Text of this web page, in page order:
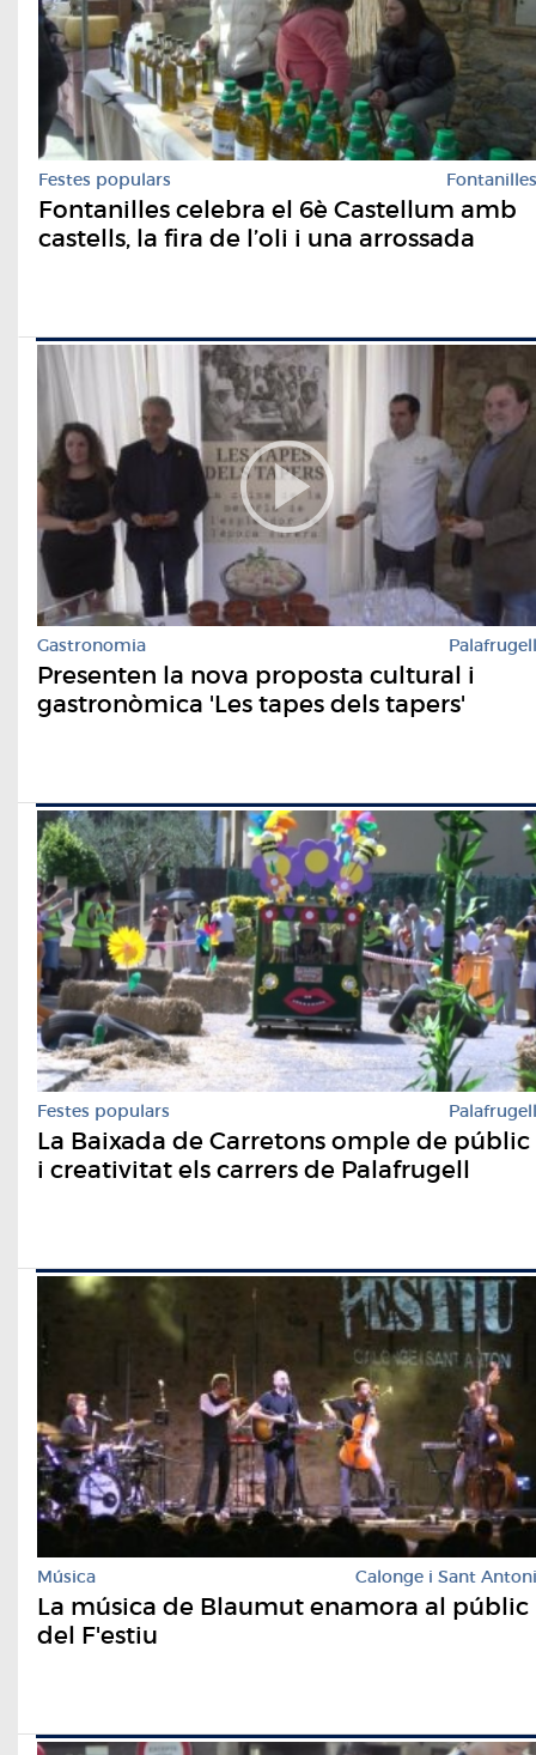
Festes populars Fontanilles
Fontanilles celebra el 6è Castellum amb
castells, la fira de l’oli i una arrossada
Gastronomia Palafrugell
Presenten la nova proposta cultural i
gastronòmica 'Les tapes dels tapers'
Festes populars Palafrugell
La Baixada de Carretons omple de públic
i creativitat els carrers de Palafrugell
Música Calonge i Sant Antoni
La música de Blaumut enamora al públic
del F'estiu